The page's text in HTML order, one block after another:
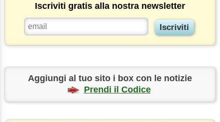
Iscriviti gratis alla nostra newsletter
Aggiungi al tuo sito i box con le notizie
Prendi il Codice